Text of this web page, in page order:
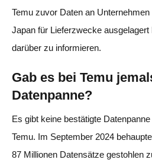
Temu zuvor Daten an
Japan für Lieferzwecke
darüber zu informieren.
Gab es bei Temu
Datenpanne?
Es gibt keine bestätigte
Temu. Im September 2024
87 Millionen Datensätze gestohlen